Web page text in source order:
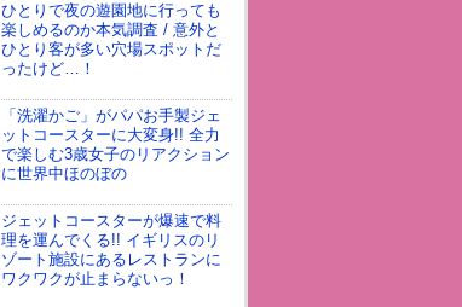
ひとりで夜の遊園地に行っても
楽しめるのか本気調査 / 意外と
ひとり客が多い穴場スポットだ
ったけど…！
「洗濯かご」がパパお手製ジェ
ットコースターに大変身!! 全力
で楽しむ3歳女子のリアクション
に世界中ほのぼの
ジェットコースターが爆速で料
理を運んでくる!! イギリスのリ
ゾート施設にあるレストランに
ワクワクが止まらないっ！